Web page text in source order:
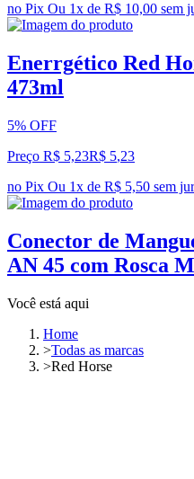
no Pix Ou 1x de R$ 10,00 sem
Enerrgético Red
473ml
5% OFF
Preço R$ 5,23R$ 5,23
no Pix Ou 1x de R$ 5,50 sem
Conector de
AN 45 com Rosca
Você está aqui
Home
>Todas as marcas
>Red Horse